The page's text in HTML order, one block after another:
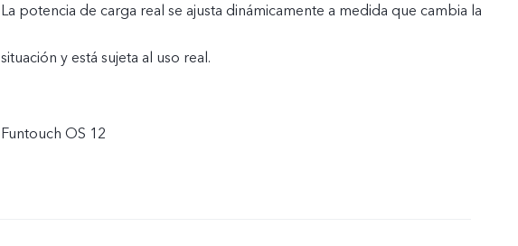
La potencia de carga real se ajusta dinámicamente a medida que cambia la
situación y está sujeta al uso real.
Funtouch OS 12